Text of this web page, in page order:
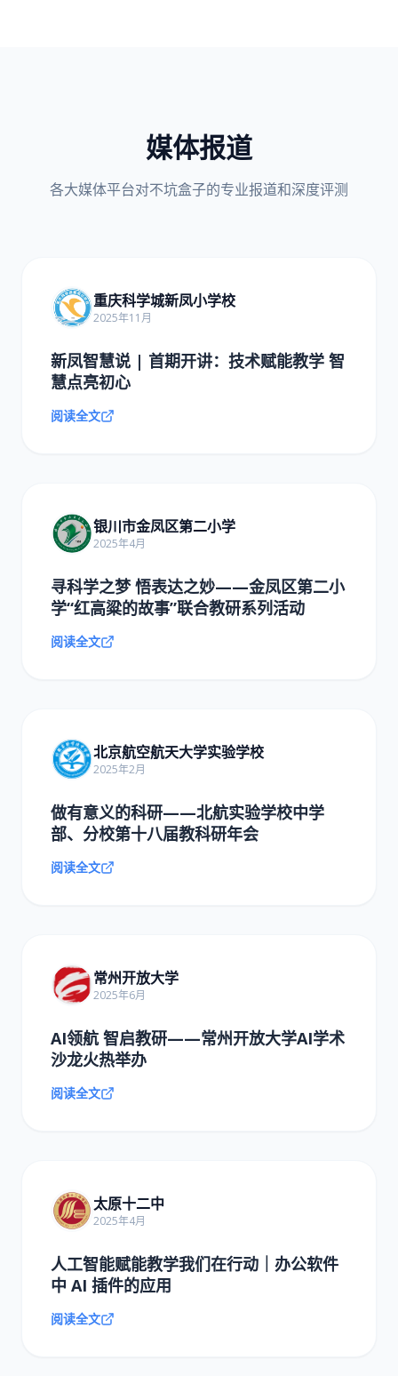
媒体报道
各大媒体平台对不坑盒子的专业报道和深度评测
重庆科学城新凤小学校
2025年11月
新凤智慧说 | 首期开讲：技术赋能教学 智
慧点亮初心
阅读全文
银川市金凤区第二小学
2025年4月
寻科学之梦 悟表达之妙——金凤区第二小
学“红高粱的故事”联合教研系列活动
阅读全文
北京航空航天大学实验学校
2025年2月
做有意义的科研——北航实验学校中学
部、分校第十八届教科研年会
阅读全文
常州开放大学
2025年6月
AI领航 智启教研——常州开放大学AI学术
沙龙火热举办
阅读全文
太原十二中
2025年4月
人工智能赋能教学我们在行动｜办公软件
中 AI 插件的应用
阅读全文